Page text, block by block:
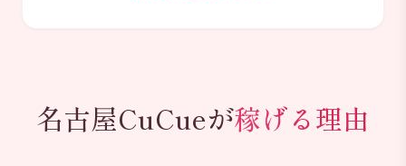
名古屋CuCueが稼げる理由